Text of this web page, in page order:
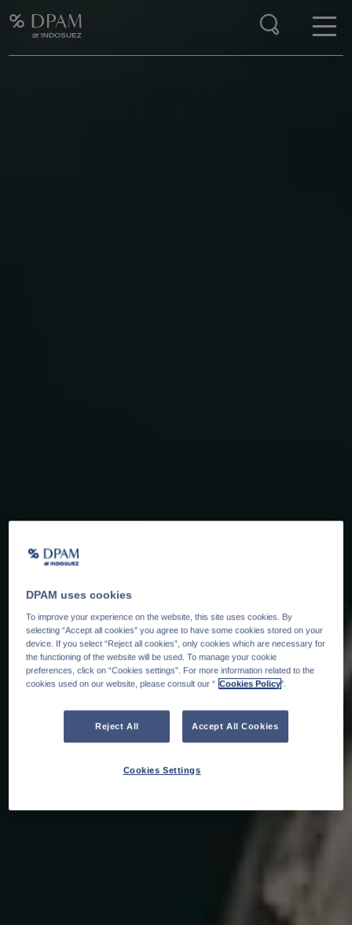
DPAM uses cookies
To improve your experience on the website, this site uses cookies. By
selecting “Accept all cookies” you agree to have some cookies stored on your
device. If you select “Reject all cookies”, only cookies which are necessary for
the functioning of the website will be used. To manage your cookie
preferences, click on “Cookies settings”. For more information related to the
cookies used on our website, please consult our “ Cookies Policy".
Reject All Accept All Cookies
Cookies Settings